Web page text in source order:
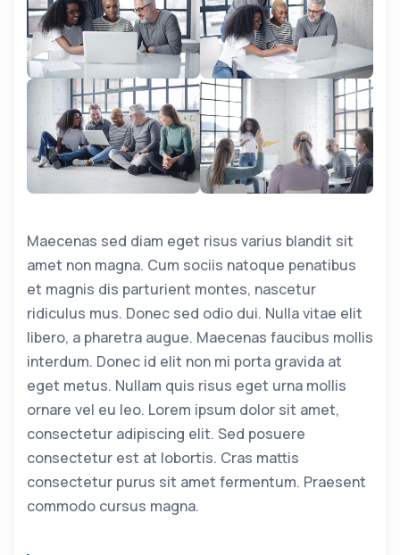
Maecenas sed diam eget risus varius blandit sit
amet non magna. Cum sociis natoque penatibus
et magnis dis parturient montes, nascetur
ridiculus mus. Donec sed odio dui. Nulla vitae elit
libero, a pharetra augue. Maecenas faucibus mollis
interdum. Donec id elit non mi porta gravida at
eget metus. Nullam quis risus eget urna mollis
ornare vel eu leo. Lorem ipsum dolor sit amet,
consectetur adipiscing elit. Sed posuere
consectetur est at lobortis. Cras mattis
consectetur purus sit amet fermentum. Praesent
commodo cursus magna.